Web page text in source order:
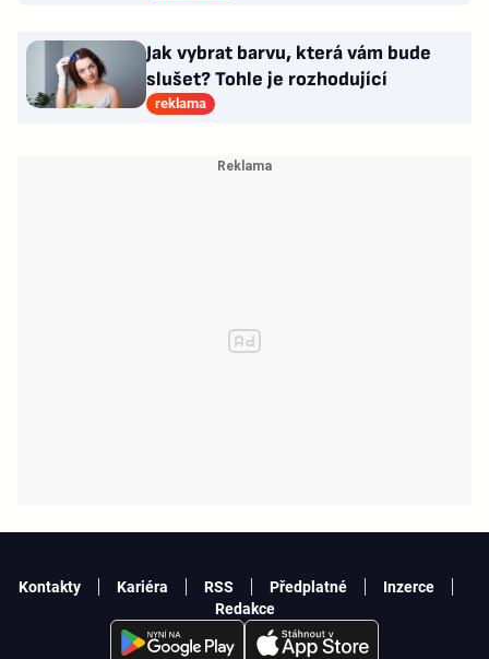
Jak vybrat barvu, která vám bude
slušet? Tohle je rozhodující
reklama
Kontakty Kariéra RSS Předplatné
Inzerce
Redakce